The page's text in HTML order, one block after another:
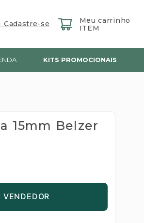
KITS PROMOCIONAIS
15mm Belzer
VENDEDOR